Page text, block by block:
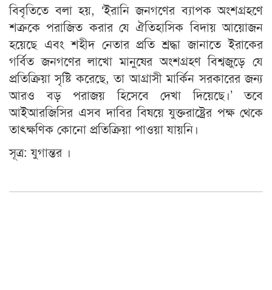
বিবৃতিতে বলা হয়, ‘ইরানি জনগণের ব্যাপক অংশগ্রহণে
শত্রুকে পরাজিত করার যে ঐতিহাসিক বিদায় আয়োজন
হয়েছে এবং শহীদ নেতার প্রতি শ্রদ্ধা জানাতে ইরাকের
গর্বিত জনগণের লাখো মানুষের অংশগ্রহণ বিশ্বজুড়ে যে
প্রতিক্রিয়া সৃষ্টি করেছে, তা আগ্রাসী মার্কিন সরকারের জন্য
আরও বড় পরাজয় হিসেবে দেখা দিয়েছে।’ তবে
আইআরজিসির এসব দাবির বিষয়ে যুক্তরাষ্ট্রের পক্ষ থেকে
তাৎক্ষণিক কোনো প্রতিক্রিয়া পাওয়া যায়নি।
সূত্র: যুগান্তর ।